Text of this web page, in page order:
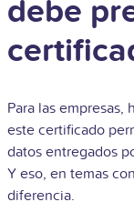
debe
Para las
este certificado
datos entregados
Y eso, en temas
diferencia.